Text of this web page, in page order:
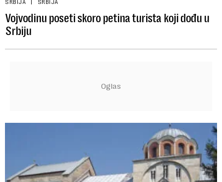
SRBIJA SRBIJA
Vojvodinu poseti skoro petina turista koji dođu u
Srbiju